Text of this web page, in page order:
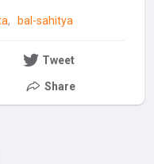
bal-sahitya
Tweet
Share